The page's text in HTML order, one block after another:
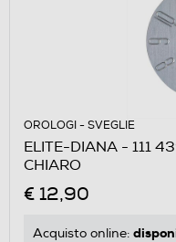
OROLOGI - SVEGLIE
ELITE-DIANA - 111
CHIARO
€ 12,90
Acquisto online: